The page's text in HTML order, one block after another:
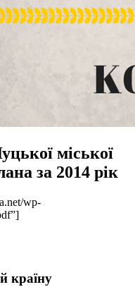
міської
за 2014 рік
wp-
країну